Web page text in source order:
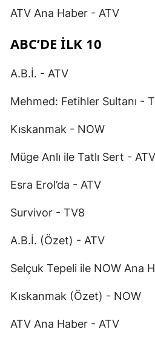
ATV Ana Haber - ATV
ABC’DE İLK 10
A.B.İ. - ATV
Mehmed: Fetihler Sultanı -
Kıskanmak - NOW
Müge Anlı ile Tatlı Sert - ATV
Esra Erol’da - ATV
Survivor - TV8
A.B.İ. (Özet) - ATV
Selçuk Tepeli ile NOW Ana
Kıskanmak (Özet) - NOW
ATV Ana Haber - ATV